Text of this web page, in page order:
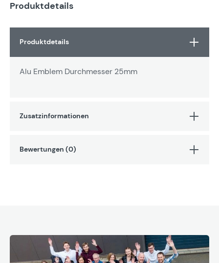
Produktdetails
Produktdetails
Alu Emblem Durchmesser 25mm
Zusatzinformationen
Bewertungen (0)